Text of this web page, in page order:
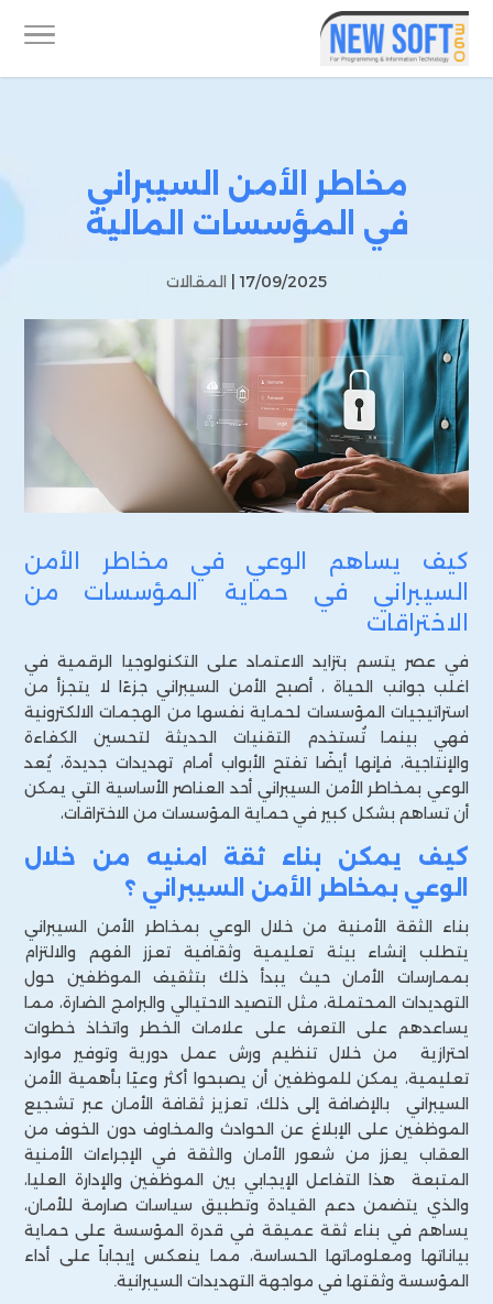
مخاطر الأمن السيبراني
في المؤسسات المالية
17/09/2025 | المقالات
كيف يساهم الوعي في مخاطر الأمن
السيبراني في حماية المؤسسات من
الاختراقات
في عصر يتسم بتزايد الاعتماد على التكنولوجيا الرقمية في
اغلب جوانب الحياة ، أصبح الأمن السيبراني جزءًا لا يتجزأ من
استراتيجيات المؤسسات لحماية نفسها من الهجمات الالكترونية
فهي بينما تُستخدم التقنيات الحديثة لتحسين الكفاءة
والإنتاجية، فإنها أيضًا تفتح الأبواب أمام تهديدات جديدة، يُعد
الوعي بمخاطر الأمن السيبراني أحد العناصر الأساسية التي يمكن
أن تساهم بشكل كبير في حماية المؤسسات من الاختراقات،
كيف يمكن بناء ثقة امنيه من خلال
الوعي بمخاطر الأمن السيبراني ؟
بناء الثقة الأمنية من خلال الوعي بمخاطر الأمن السيبراني
يتطلب إنشاء بيئة تعليمية وثقافية تعزز الفهم والالتزام
بممارسات الأمان حيث يبدأ ذلك بتثقيف الموظفين حول
التهديدات المحتملة، مثل التصيد الاحتيالي والبرامج الضارة، مما
يساعدهم على التعرف على علامات الخطر واتخاذ خطوات
احترازية من خلال تنظيم ورش عمل دورية وتوفير موارد
تعليمية، يمكن للموظفين أن يصبحوا أكثر وعيًا بأهمية الأمن
السيبراني بالإضافة إلى ذلك، تعزيز ثقافة الأمان عبر تشجيع
الموظفين على الإبلاغ عن الحوادث والمخاوف دون الخوف من
العقاب يعزز من شعور الأمان والثقة في الإجراءات الأمنية
المتبعة هذا التفاعل الإيجابي بين الموظفين والإدارة العليا،
والذي يتضمن دعم القيادة وتطبيق سياسات صارمة للأمان،
يساهم في بناء ثقة عميقة في قدرة المؤسسة على حماية
بياناتها ومعلوماتها الحساسة، مما ينعكس إيجاباً على أداء
المؤسسة وثقتها في مواجهة التهديدات السيبرانية.